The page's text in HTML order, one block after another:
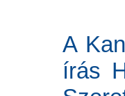
A
írás